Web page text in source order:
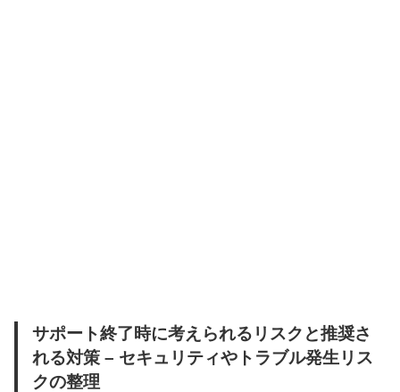
サポート終了時に考えられるリスクと推奨さ
れる対策 – セキュリティやトラブル発生リス
クの整理